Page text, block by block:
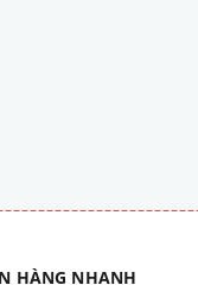
HÀNG NHANH